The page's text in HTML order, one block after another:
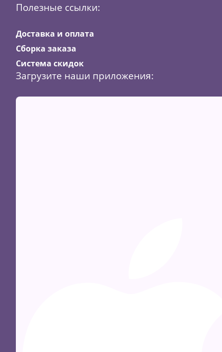
Полезные ссылки:
Доставка и оплата
Сборка заказа
Система скидок
Загрузите наши приложения: